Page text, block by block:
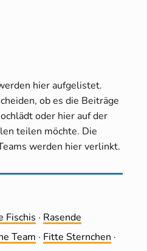
hier aufgelistet.
ob es die Beiträge
oder hier auf der
teilen möchte. Die
werden hier verlinkt.
Fischis · Rasende
Team · Fitte Sternchen ·